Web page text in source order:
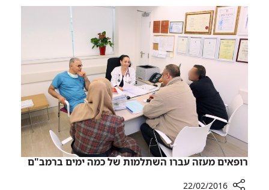
שהוקדש
לנושא
בחולי
לב,
שפותחו
עם
רמב"ם,
הוצגו
בכנס
שהוקדש
לנושא
רופאים מעזה עברו השתלמות של כמה ימים ברמב"ם
22/02/2016